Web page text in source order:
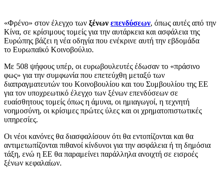
«Φρένο» στον έλεγχο των ξένων επενδύσεων, όπως αυτές από την
Κίνα, σε κρίσιμους τομείς για την αυτάρκεια και ασφάλεια της
Ευρώπης βάζει η νέα οδηγία που ενέκρινε αυτή την εβδομάδα
το Ευρωπαϊκό Κοινοβούλιο.
Με 508 ψήφους υπέρ, οι ευρωβουλευτές έδωσαν το «πράσινο
φως» για την συμφωνία που επετεύχθη μεταξύ των
διαπραγματευτών του Κοινοβουλίου και του Συμβουλίου της ΕΕ
για τον υποχρεωτικό έλεγχο των ξένων επενδύσεων σε
ευαίσθητους τομείς όπως η άμυνα, οι ημιαγωγοί, η τεχνητή
νοημοσύνη, οι κρίσιμες πρώτες ύλες και οι χρηματοπιστωτικές
υπηρεσίες.
Οι νέοι κανόνες θα διασφαλίσουν ότι θα εντοπίζονται και θα
αντιμετωπίζονται πιθανοί κίνδυνοι για την ασφάλεια ή τη δημόσια
τάξη, ενώ η ΕΕ θα παραμείνει παράλληλα ανοιχτή σε εισροές
ξένων κεφαλαίων.